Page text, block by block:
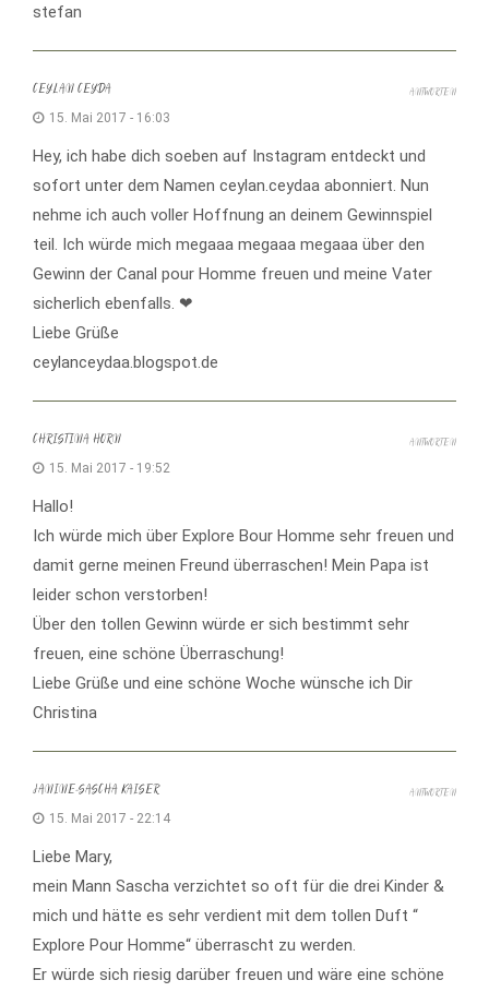
stefan
CEYLAN CEYDA
15. Mai 2017 - 16:03
Hey, ich habe dich soeben auf Instagram entdeckt und
sofort unter dem Namen ceylan.ceydaa abonniert. Nun
nehme ich auch voller Hoffnung an deinem Gewinnspiel
teil. Ich würde mich megaaa megaaa megaaa über den
Gewinn der Canal pour Homme freuen und meine Vater
sicherlich ebenfalls. ❤
Liebe Grüße
ceylanceydaa.blogspot.de
ANTWORTEN
CHRISTINA HORN
15. Mai 2017 - 19:52
Hallo!
Ich würde mich über Explore Bour Homme sehr freuen und
damit gerne meinen Freund überraschen! Mein Papa ist
leider schon verstorben!
Über den tollen Gewinn würde er sich bestimmt sehr
freuen, eine schöne Überraschung!
Liebe Grüße und eine schöne Woche wünsche ich Dir
Christina
ANTWORTEN
JANINE-SASCHA KAISER
15. Mai 2017 - 22:14
Liebe Mary,
mein Mann Sascha verzichtet so oft für die drei Kinder &
mich und hätte es sehr verdient mit dem tollen Duft “
Explore Pour Homme“ überrascht zu werden.
Er würde sich riesig darüber freuen und wäre eine schöne
ANTWORTEN